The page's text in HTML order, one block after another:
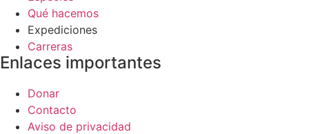
Qué hacemos
Expediciones
Carreras
Enlaces importantes
Donar
Contacto
Aviso de privacidad